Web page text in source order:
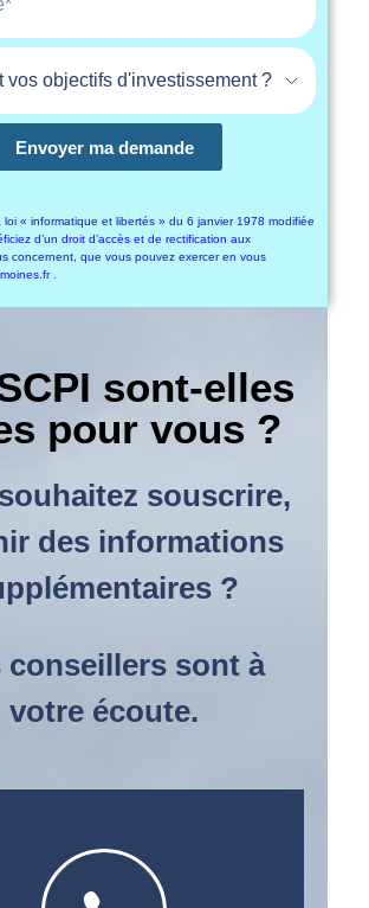
Envoyer ma demande
loi « informatique et libertés » du 6 janvier 1978 modifiée
d’un droit d’accès et de rectification aux
concernent, que vous pouvez exercer en vous
.
sont-elles
pour vous ?
souscrire,
des informations
?
conseillers sont à
votre écoute.